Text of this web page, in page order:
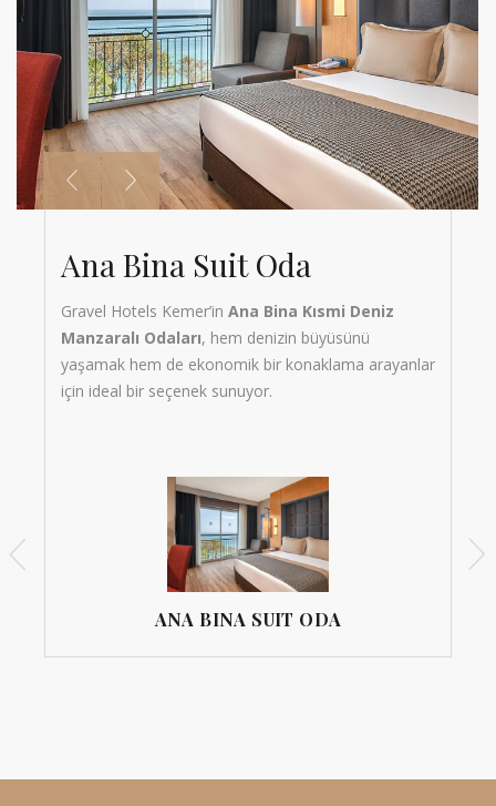
Ana Bina Suit Oda
Gravel Hotels Kemer’in Ana Bina Kısmi Deniz
Manzaralı Odaları, hem denizin büyüsünü
yaşamak hem de ekonomik bir konaklama arayanlar
için ideal bir seçenek sunuyor.
Ana Bina Kısmi Deniz
Manzaralı Oda
Gravel Hotels Kemer’inAna Bina Kısmi Deniz
Manzaralı Odaları, hem denizin büyüsünü
yaşamak hem de ekonomik bir konaklama arayanlar
ANA BINA SUIT ODA